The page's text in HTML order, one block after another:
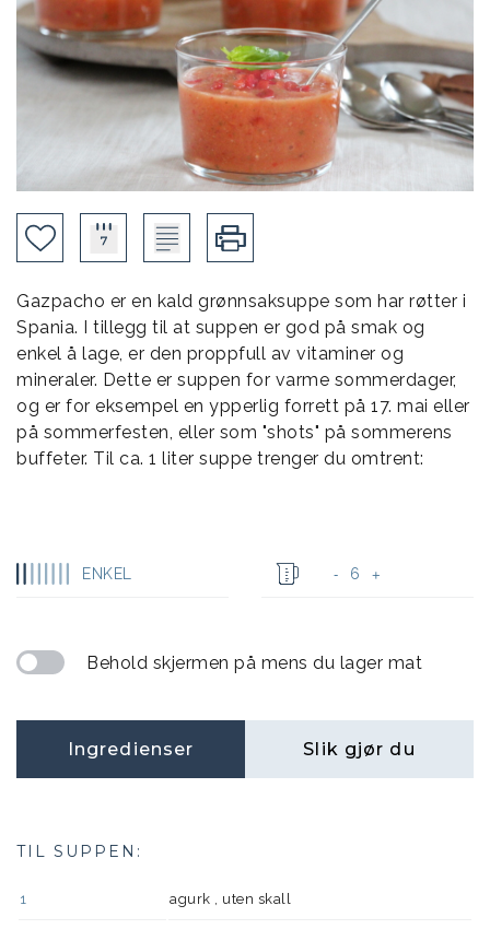
Gazpacho er en kald grønnsaksuppe som har røtter i
Spania. I tillegg til at suppen er god på smak og
enkel å lage, er den proppfull av vitaminer og
mineraler. Dette er suppen for varme sommerdager,
og er for eksempel en ypperlig forrett på 17. mai eller
på sommerfesten, eller som "shots" på sommerens
buffeter. Til ca. 1 liter suppe trenger du omtrent:
ENKEL - 6 +
Behold skjermen på mens du lager mat
Ingredienser Slik gjør du
TIL SUPPEN:
1 agurk , uten skall